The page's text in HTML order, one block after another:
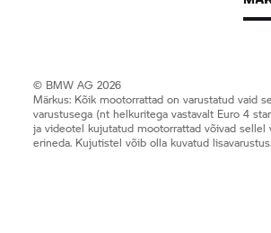
© BMW AG 2026
Märkus: Kõik mootorrattad on varustatud vaid
varustusega (nt helkuritega vastavalt Euro 4
ja videotel kujutatud mootorrattad võivad sellel
erineda. Kujutistel võib olla kuvatud lisavarustus.